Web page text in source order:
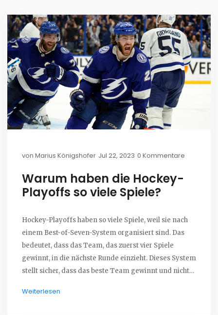
von Marius Königshofer Jul 22, 2023 0 Kommentare
Warum haben die Hockey-
Playoffs so viele Spiele?
Hockey-Playoffs haben so viele Spiele, weil sie nach
einem Best-of-Seven-System organisiert sind. Das
bedeutet, dass das Team, das zuerst vier Spiele
gewinnt, in die nächste Runde einzieht. Dieses System
stellt sicher, dass das beste Team gewinnt und nicht
Es ermöglicht auch mehr Spielraum für spannende
Weiterlesen